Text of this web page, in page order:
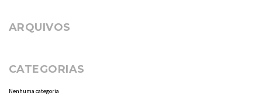
ARQUIVOS
CATEGORIAS
Nenhuma categoria